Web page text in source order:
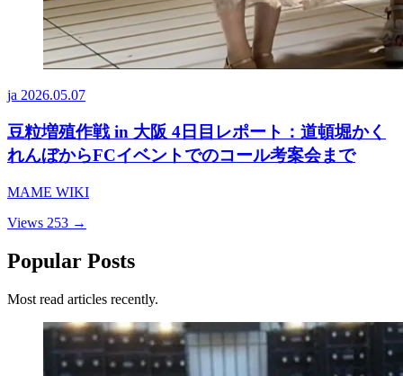
ja 2026.05.07
豆粒増殖作戦 in 大阪 4日目レポート：道頓堀かく
れんぼからFCイベントでのコール考案会まで
MAME WIKI
Views 253 →
Popular Posts
Most read articles recently.